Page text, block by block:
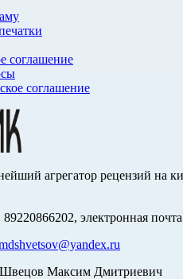
соглашение
соглашение
агрегатор рецензий на
электронная
Швецов Максим Дмитриевич